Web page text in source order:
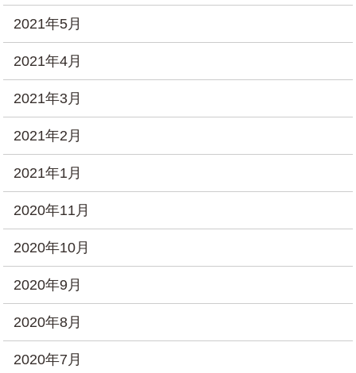
2021年5月
2021年4月
2021年3月
2021年2月
2021年1月
2020年11月
2020年10月
2020年9月
2020年8月
2020年7月